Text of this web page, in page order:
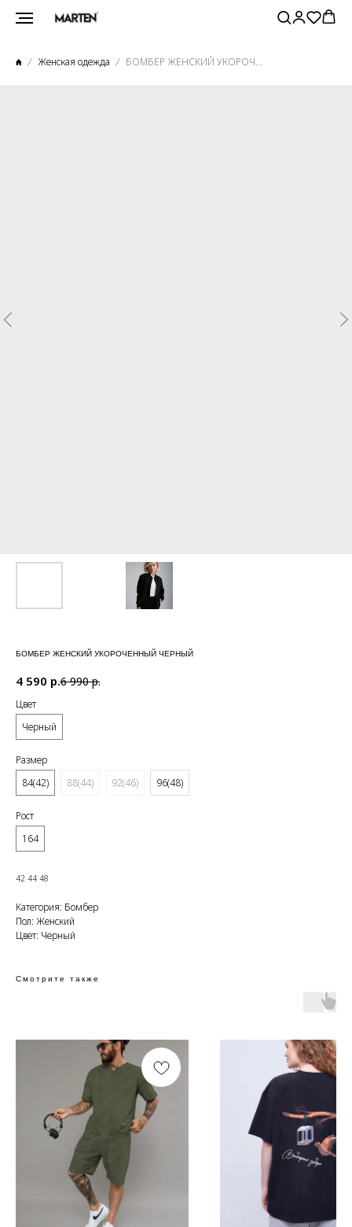
Женская одежда БОМБЕР ЖЕНСКИЙ УКОРОЧЕННЫЙ ЧЕРНЫЙ
БОМБЕР ЖЕНСКИЙ УКОРОЧЕННЫЙ ЧЕРНЫЙ
4 590 р.6 990 р.
Цвет
Черный
Размер
84(42)
88(44) 92(46) 96(48)
Рост
164
42 44 48
Категория: Бомбер
Пол: Женский
Цвет: Черный
Смотрите также